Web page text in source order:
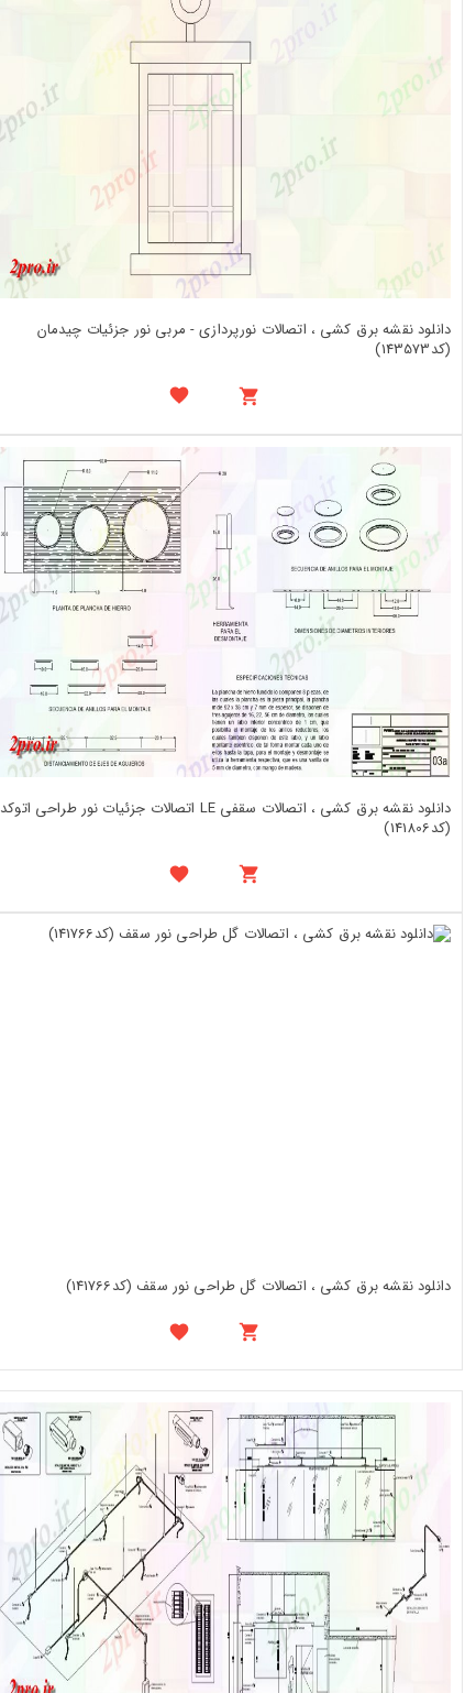
دانلود نقشه برق کشی ، اتصالات نورپردازی - مربی نور جزئیات چیدمان
(کد143573)
دانلود نقشه برق کشی ، اتصالات سقفی LE اتصالات جزئیات نور طراحی اتوکد
(کد141806)
دانلود نقشه برق کشی ، اتصالات گل طراحی نور سقف (کد141766)